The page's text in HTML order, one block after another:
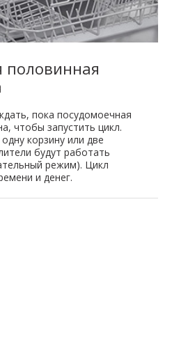
половинная
пока посудомоечная
чтобы запустить цикл.
корзину или две
будут работать
режим). Цикл
и денег.